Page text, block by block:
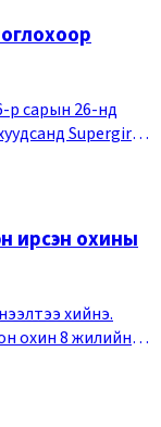
р сарын 26-нд
Supergirl-
ирсэн охины
хийнэ.
охин 8 жилийн